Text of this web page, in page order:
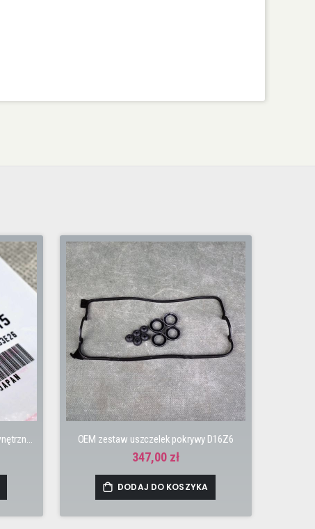
OEM uszczelka zaworu VTEC'a wewnętrzna B16A2, B18C4, D16Z6, H22 OEM zestaw uszczelek pokrywy D16Z6
347,00 zł
DODAJ DO KOSZYKA